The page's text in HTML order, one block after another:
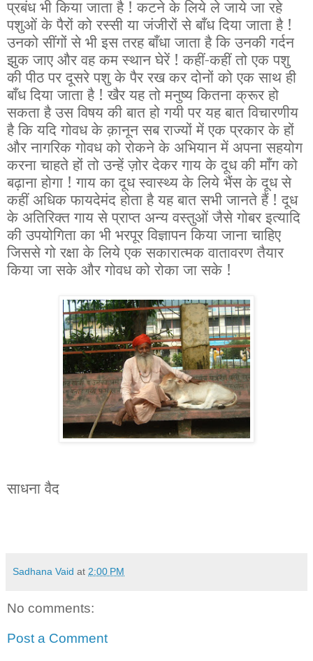
प्रबंध भी किया जाता है ! कटने के लिये ले जाये जा रहे
पशुओं के पैरों को रस्सी या जंजीरों से बाँध दिया जाता है !
उनको सींगों से भी इस तरह बाँधा जाता है कि उनकी गर्दन
झुक जाए और वह कम स्थान घेरें ! कहीं-कहीं तो एक पशु
की पीठ पर दूसरे पशु के पैर रख कर दोनों को एक साथ ही
बाँध दिया जाता है ! खैर यह तो मनुष्य कितना क्रूर हो
सकता है उस विषय की बात हो गयी पर यह बात विचारणीय
है कि यदि गोवध के क़ानून सब राज्यों में एक प्रकार के हों
और नागरिक गोवध को रोकने के अभियान में अपना सहयोग
करना चाहते हों तो उन्हें ज़ोर देकर गाय के दूध की माँग को
बढ़ाना होगा ! गाय का दूध स्वास्थ्य के लिये भैंस के दूध से
कहीं अधिक फायदेमंद होता है यह बात सभी जानते हैं ! दूध
के अतिरिक्त गाय से प्राप्त अन्य वस्तुओं जैसे गोबर इत्यादि
की उपयोगिता का भी भरपूर विज्ञापन किया जाना चाहिए
जिससे गो रक्षा के लिये एक सकारात्मक वातावरण तैयार
किया जा सके और गोवध को रोका जा सके !
साधना वैद
Sadhana Vaid at 2:00 PM
No comments:
Post a Comment